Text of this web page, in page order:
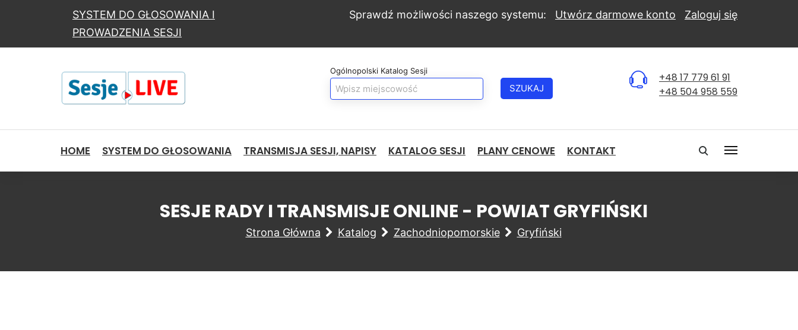
SYSTEM DO GŁOSOWANIA I
PROWADZENIA SESJI
Sprawdź możliwości naszego systemu: Utwórz darmowe konto Zaloguj się
Ogólnopolski Katalog Sesji
SZUKAJ
+48 17 779 61 91
+48 504 958 559
HOME SYSTEM DO GŁOSOWANIA TRANSMISJA SESJI, NAPISY KATALOG SESJI PLANY CENOWE KONTAKT
SESJE RADY I TRANSMISJE ONLINE - POWIAT GRYFIŃSKI
Strona Główna Katalog Zachodniopomorskie Gryfiński